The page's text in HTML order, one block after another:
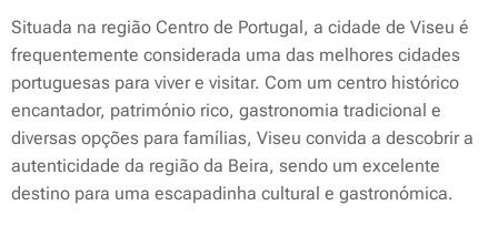
Situada na região Centro de Portugal, a cidade de Viseu é
frequentemente considerada uma das melhores cidades
portuguesas para viver e visitar. Com um centro histórico
encantador, património rico, gastronomia tradicional e
diversas opções para famílias, Viseu convida a descobrir a
autenticidade da região da Beira, sendo um excelente
destino para uma escapadinha cultural e gastronómica.